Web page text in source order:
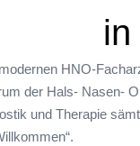
HNO-
der Hals- Nasen-
und Therapie